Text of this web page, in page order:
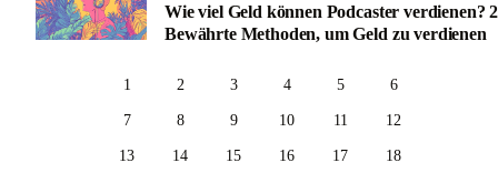
Wie viel Geld können Podcaster verdienen?
Bewährte Methoden, um Geld zu verdienen
1 2 3 4 5 6
7 8 9 10 11 12
13 14 15 16 17 18